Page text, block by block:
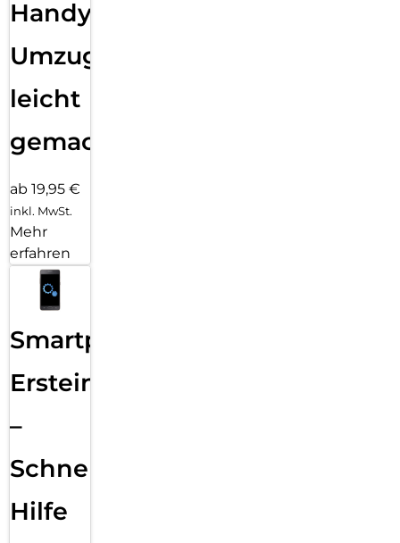
Handy
Umzug
leicht
gemacht!
ab 19,95 €
inkl. MwSt.
Mehr
erfahren
Smartphone
Ersteinrichtung
–
Schnelle
Hilfe